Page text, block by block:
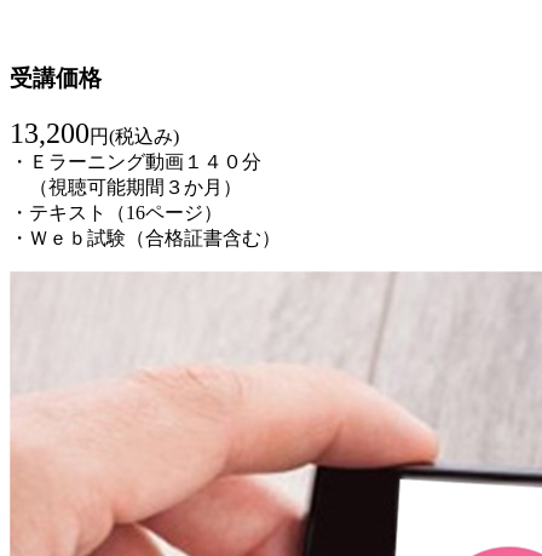
受講価格
13,200円(税込み)
・Ｅラーニング動画１４０分
（視聴可能期間３か月）
・テキスト（16ページ）
・Ｗｅｂ試験（合格証書含む）